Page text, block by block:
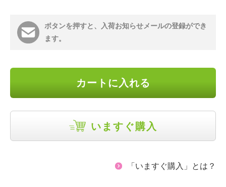
ボタンを押すと、入荷お知らせメールの登録ができ
ます。
カートに入れる
いますぐ購入
「いますぐ購入」とは？